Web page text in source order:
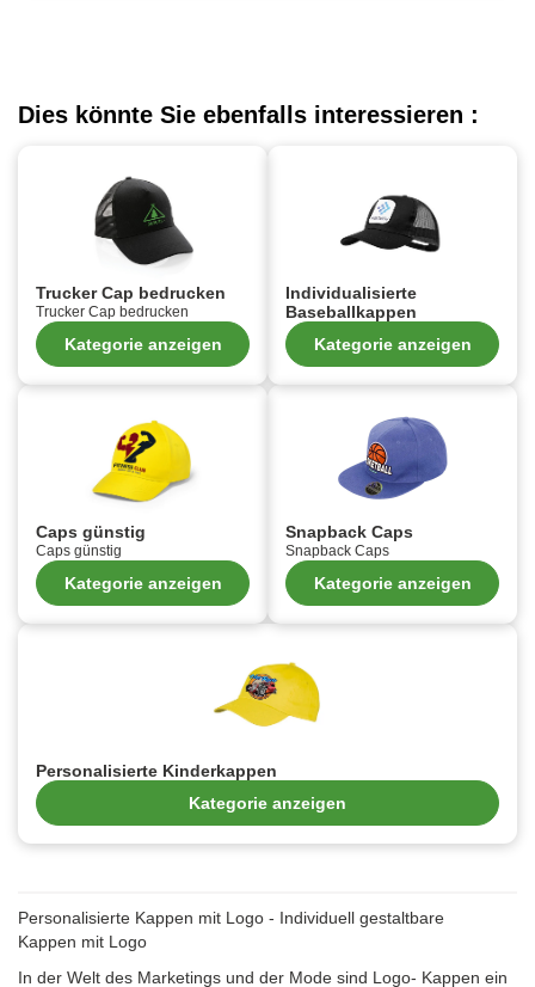
Dies könnte Sie ebenfalls interessieren :
Trucker Cap bedrucken
Trucker Cap bedrucken
Kategorie anzeigen
Individualisierte
Baseballkappen
Kategorie anzeigen
Caps günstig
Caps günstig
Kategorie anzeigen
Snapback Caps
Snapback Caps
Kategorie anzeigen
Personalisierte Kinderkappen
Kategorie anzeigen
Personalisierte Kappen mit Logo - Individuell gestaltbare
Kappen mit Logo
In der Welt des Marketings und der Mode sind Logo- Kappen ein